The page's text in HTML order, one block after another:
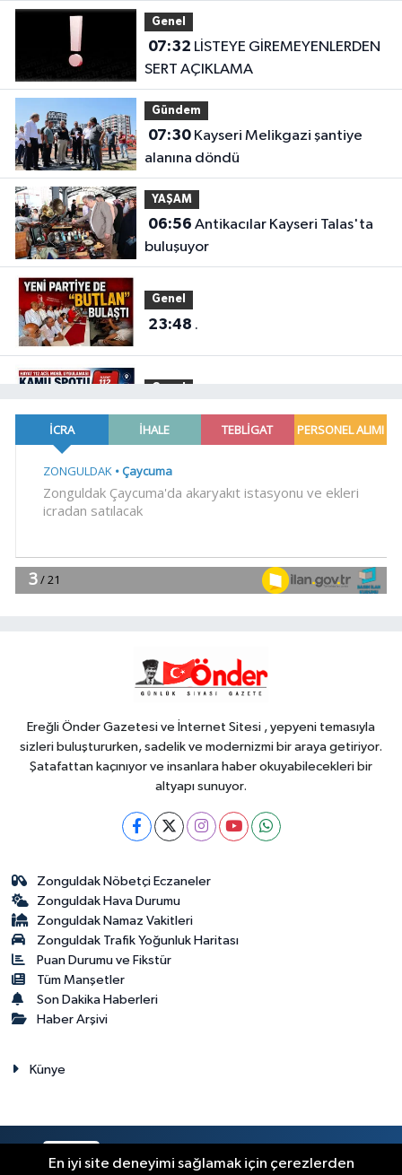
Genel
07:32
SERT AÇIKLAMA
Gündem
07:30Kayseri Melikgazi şantiye
alanına döndü
YAŞAM
06:56
buluşuyor
Genel
23:48 .
Genel
23:08.
Genel
21:21 .
21:01Moritanyalı öğrencilerden
adaylarıyla tecrübe paylaştı
Ereğli Önder Gazetesi ve İnternet Sitesi , yepyeni temasıyla
sizleri buluştururken, sadelik ve modernizmi bir araya getiriyor.
Şatafattan kaçınıyor ve insanlara haber okuyabilecekleri bir
altyapı sunuyor.
Zonguldak Nöbetçi Eczaneler
Zonguldak Hava Durumu
Zonguldak Namaz Vakitleri
Zonguldak Trafik Yoğunluk Haritası
Puan Durumu ve Fikstür
Tüm Manşetler
Son Dakika Haberleri
Haber Arşivi
Künye
RSS Copyright © 2023. Her hakkı saklıdır.
En iyi site deneyimi sağlamak için çerezlerden